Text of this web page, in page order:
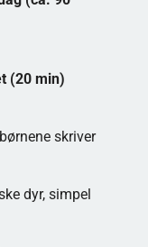
(20 min)
skriver
dyr, simpel